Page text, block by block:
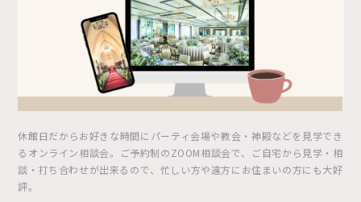
休館日だからお好きな時間にパーティ会場や教会・神殿などを見学でき
るオンライン相談会。ご予約制のZOOM相談会で、ご自宅から見学・相
談・打ち合わせが出来るので、忙しい方や遠方にお住まいの方にも大好
評。